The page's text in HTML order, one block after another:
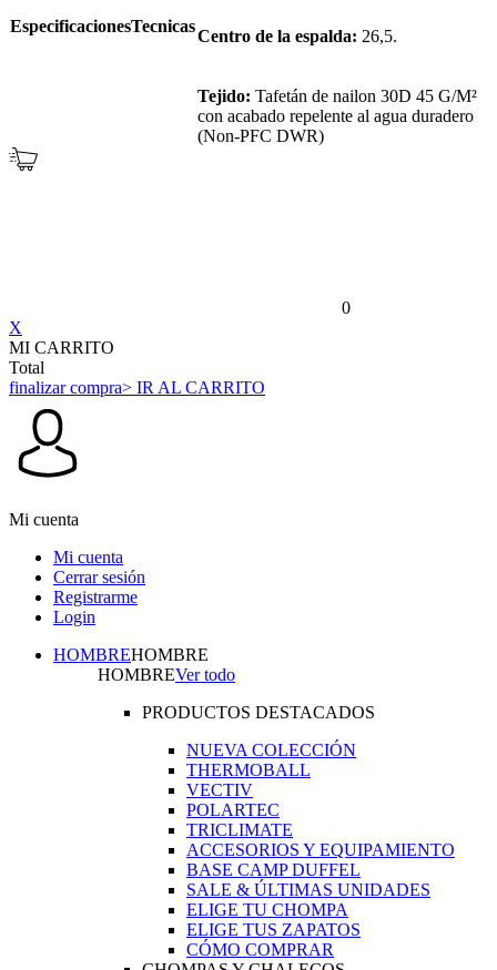
EspecificacionesTecnicas
Centro de la espalda: 26,5.
Tejido: Tafetán de nailon 30D 45 G/M²
con acabado repelente al agua duradero
(Non-PFC DWR)
0
X
MI CARRITO
Total
finalizar compra> IR AL CARRITO
Mi cuenta
Mi cuenta
Cerrar sesión
Registrarme
Login
HOMBREHOMBRE
HOMBREVer todo
PRODUCTOS DESTACADOS
NUEVA COLECCIÓN
THERMOBALL
VECTIV
POLARTEC
TRICLIMATE
ACCESORIOS Y EQUIPAMIENTO
BASE CAMP DUFFEL
SALE & ÚLTIMAS UNIDADES
ELIGE TU CHOMPA
ELIGE TUS ZAPATOS
CÓMO COMPRAR